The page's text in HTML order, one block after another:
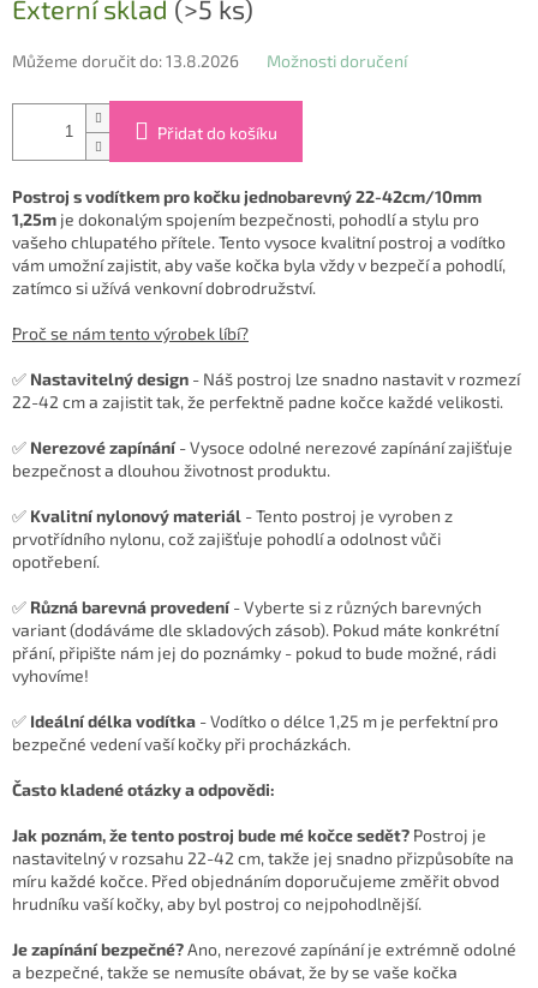
cena:
Externí sklad (>5 ks)
Můžeme doručit do:13.8.2026 Možnosti doručení
Přidat do košíku
Postroj s vodítkem pro kočku jednobarevný 22-42cm/10mm
1,25m je dokonalým spojením bezpečnosti, pohodlí a stylu pro
vašeho chlupatého přítele. Tento vysoce kvalitní postroj a vodítko
vám umožní zajistit, aby vaše kočka byla vždy v bezpečí a pohodlí,
zatímco si užívá venkovní dobrodružství.
Proč se nám tento výrobek líbí?
✅ Nastavitelný design - Náš postroj lze snadno nastavit v rozmezí
22-42 cm a zajistit tak, že perfektně padne kočce každé velikosti.
✅ Nerezové zapínání- Vysoce odolné nerezové zapínání zajišťuje
bezpečnost a dlouhou životnost produktu.
✅ Kvalitní nylonový materiál - Tento postroj je vyroben z
prvotřídního nylonu, což zajišťuje pohodlí a odolnost vůči
opotřebení.
✅ Různá barevná provedení- Vyberte si z různých barevných
variant (dodáváme dle skladových zásob). Pokud máte konkrétní
přání, připište nám jej do poznámky - pokud to bude možné, rádi
vyhovíme!
✅ Ideální délka vodítka - Vodítko o délce 1,25 m je perfektní pro
bezpečné vedení vaší kočky při procházkách.
Často kladené otázky a odpovědi:
Jak poznám, že tento postroj bude mé kočce sedět? Postroj je
nastavitelný v rozsahu 22-42 cm, takže jej snadno přizpůsobíte na
míru každé kočce. Před objednáním doporučujeme změřit obvod
hrudníku vaší kočky, aby byl postroj co nejpohodlnější.
Je zapínání bezpečné?Ano, nerezové zapínání je extrémně odolné
a bezpečné, takže se nemusíte obávat, že by se vaše kočka